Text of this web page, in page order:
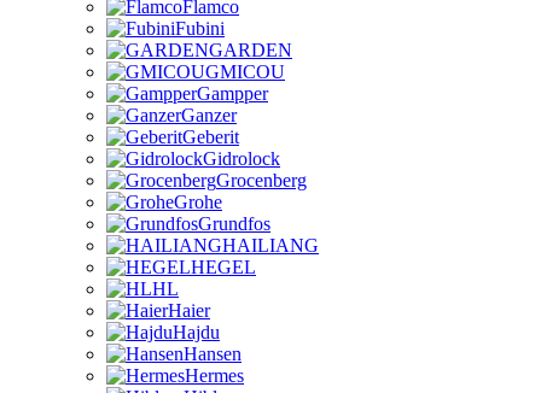
Flamco
Fubini
GARDEN
GMICOU
Gampper
Ganzer
Geberit
Gidrolock
Grocenberg
Grohe
Grundfos
HAILIANG
HEGEL
HL
Haier
Hajdu
Hansen
Hermes